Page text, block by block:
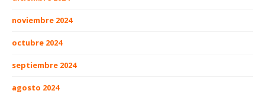
noviembre 2024
octubre 2024
septiembre 2024
agosto 2024